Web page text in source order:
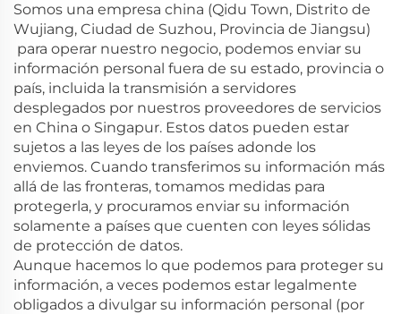
Somos una empresa china (Qidu Town, Distrito de
Wujiang, Ciudad de Suzhou, Provincia de Jiangsu)
para operar nuestro negocio, podemos enviar su
información personal fuera de su estado, provincia o
país, incluida la transmisión a servidores
desplegados por nuestros proveedores de servicios
en China o Singapur. Estos datos pueden estar
sujetos a las leyes de los países adonde los
enviemos. Cuando transferimos su información más
allá de las fronteras, tomamos medidas para
protegerla, y procuramos enviar su información
solamente a países que cuenten con leyes sólidas
de protección de datos.
Aunque hacemos lo que podemos para proteger su
información, a veces podemos estar legalmente
obligados a divulgar su información personal (por